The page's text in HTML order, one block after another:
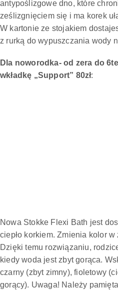
antypoślizgowe dno, które
ześlizgnięciem się i ma korek
W kartonie ze stojakiem
z rurką do wypuszczania wody
Dla noworodka- od zera do
wkładkę „Support” 80zł:
Nowa Stokke Flexi Bath jest
ciepło korkiem. Zmienia kolor
Dzięki temu rozwiązaniu,
kiedy woda jest zbyt gorąca.
czarny (zbyt zimny), fioletowy
gorący). Uwaga! Należy